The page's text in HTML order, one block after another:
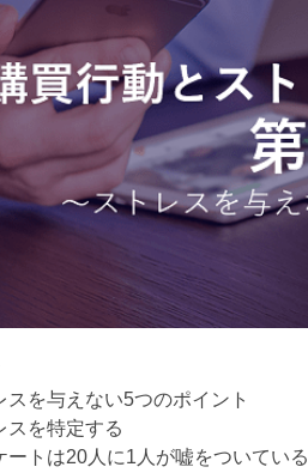
スを与えない5つのポイント
スを特定する
ートは20人に1人が嘘をついている